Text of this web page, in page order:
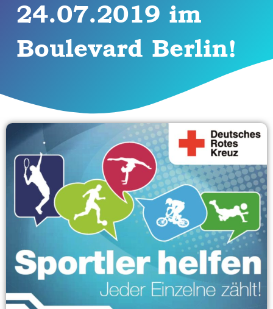
24.07.2019 im
Boulevard Berlin!